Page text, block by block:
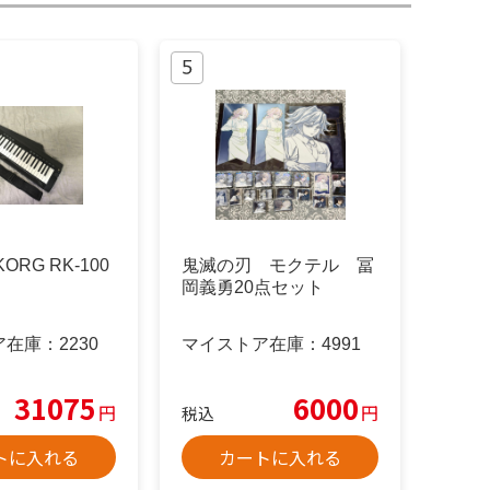
RK-100
庫： 2230
31075 円
に入れる
鬼滅の刃 モクテル 冨
岡義勇20点セット
マイストア在庫： 4991
税込 6000円
カートに入れる